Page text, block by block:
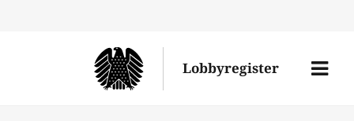
Lobbyregister
Menü